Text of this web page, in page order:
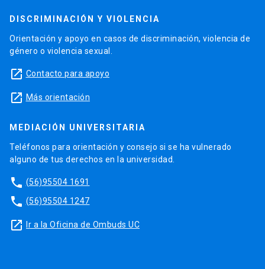
DISCRIMINACIÓN Y VIOLENCIA
Orientación y apoyo en casos de discriminación, violencia de
género o violencia sexual.
launch Contacto para apoyo
launch Más orientación
MEDIACIÓN UNIVERSITARIA
Teléfonos para orientación y consejo si se ha vulnerado
alguno de tus derechos en la universidad.
phone (56)95504 1691
phone (56)95504 1247
launch Ir a la Oficina de Ombuds UC